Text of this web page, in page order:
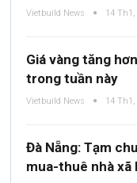
Vietbuild News 14 Th1,
Giá vàng tăng
trong tuần này
Vietbuild News 14 Th1,
Đà Nẵng: Tạm
mua-thuê nhà xã